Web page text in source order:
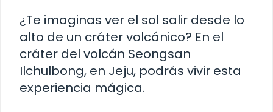
¿Te imaginas ver el sol salir desde lo
alto de un cráter volcánico? En el
cráter del volcán Seongsan
Ilchulbong, en Jeju, podrás vivir esta
experiencia mágica.